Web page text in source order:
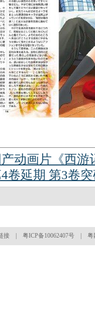
动画片《西游
4卷延期 第3卷
接 粤ICP备10062407号 | 粤